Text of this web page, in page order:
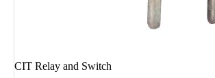
CIT Relay and Switch